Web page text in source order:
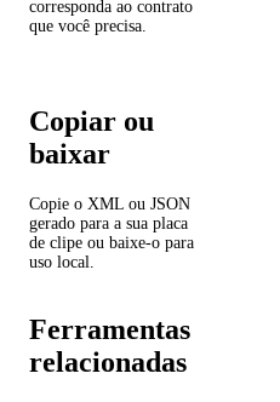
corresponda ao contrato
que você precisa.
Copiar ou
baixar
Copie o XML ou JSON
gerado para a sua placa
de clipe ou baixe-o para
uso local.
Ferramentas
relacionadas